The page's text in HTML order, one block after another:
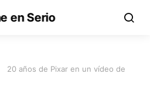
en Serio
20 años de Pixar en un vídeo de